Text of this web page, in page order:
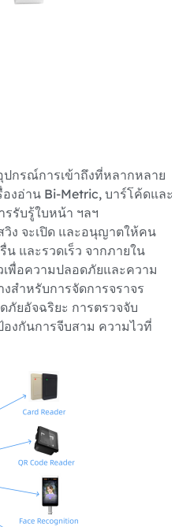
ปกรณ์การเข้าถึงที่หลากหลาย
องอ่าน Bi-Metric, บาร์โค้ดและ
รรับรู้ใบหน้า ฯลฯ
ง จะเปิด และอนุญาตให้คน
น และรวดเร็ว จากภายใน
เพื่อความปลอดภัยและความ
สําหรับการจัดการจราจร
ภัยอัจฉริยะ การตรวจจับ
งกันการจีบสาม ความไวที่